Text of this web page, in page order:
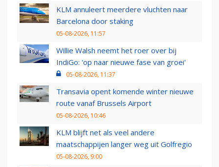
KLM annuleert meerdere vluchten naar
Barcelona door staking
05-08-2026, 11:57
Willie Walsh neemt het roer over bij
IndiGo: 'op naar nieuwe fase van groei'
05-08-2026, 11:37
Transavia opent komende winter nieuwe
route vanaf Brussels Airport
05-08-2026, 10:46
KLM blijft net als veel andere
maatschappijen langer weg uit Golfregio
05-08-2026, 9:00